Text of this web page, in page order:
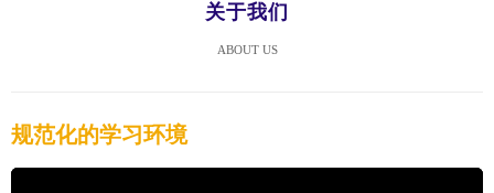
关于我们
ABOUT US
规范化的学习环境